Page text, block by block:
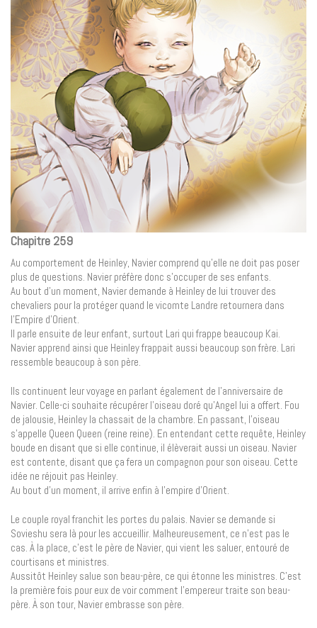
Chapitre 259
Au comportement de Heinley, Navier comprend qu’elle ne doit pas poser
plus de questions. Navier préfère donc s’occuper de ses enfants.
Au bout d’un moment, Navier demande à Heinley de lui trouver des
chevaliers pour la protéger quand le vicomte Landre retournera dans
l’Empire d’Orient.
Il parle ensuite de leur enfant, surtout Lari qui frappe beaucoup Kai.
Navier apprend ainsi que Heinley frappait aussi beaucoup son frère. Lari
ressemble beaucoup à son père.
Ils continuent leur voyage en parlant également de l’anniversaire de
Navier. Celle-ci souhaite récupérer l’oiseau doré qu’Angel lui a offert. Fou
de jalousie, Heinley la chassait de la chambre. En passant, l’oiseau
s’appelle Queen Queen (reine reine). En entendant cette requête, Heinley
boude en disant que si elle continue, il élèverait aussi un oiseau. Navier
est contente, disant que ça fera un compagnon pour son oiseau. Cette
idée ne réjouit pas Heinley.
Au bout d’un moment, il arrive enfin à l’empire d’Orient.
Le couple royal franchit les portes du palais. Navier se demande si
Sovieshu sera là pour les accueillir. Malheureusement, ce n’est pas le
cas. À la place, c’est le père de Navier, qui vient les saluer, entouré de
courtisans et ministres.
Aussitôt Heinley salue son beau-père, ce qui étonne les ministres. C’est
la première fois pour eux de voir comment l’empereur traite son beau-
père. À son tour, Navier embrasse son père.